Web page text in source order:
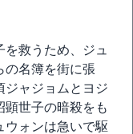
救うため、ジュ
の名簿を街に張
ジャジョムとヨジ
顕世子の暗殺をも
ウォンは急いで駆